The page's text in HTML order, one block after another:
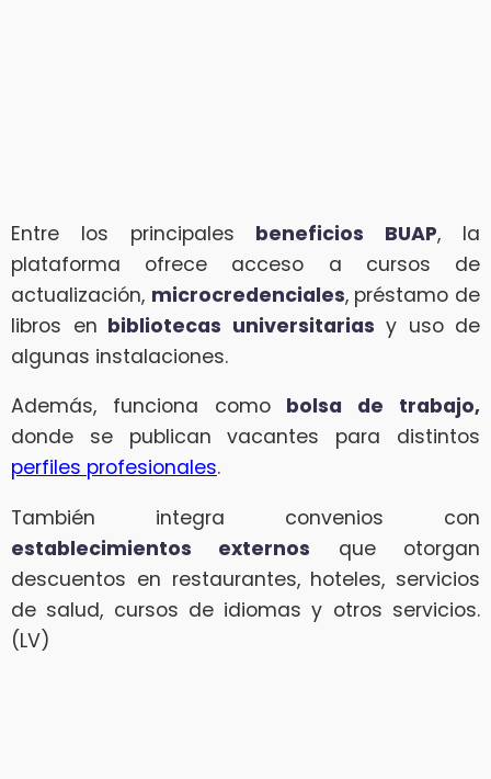
Entre los principales beneficios BUAP, la
plataforma ofrece acceso a cursos de
actualización, microcredenciales, préstamo de
libros en bibliotecas universitarias y uso de
algunas instalaciones.
Además, funciona como bolsa de trabajo,
donde se publican vacantes para distintos
perfiles profesionales.
También integra convenios con
establecimientos externos que otorgan
descuentos en restaurantes, hoteles, servicios
de salud, cursos de idiomas y otros servicios.
(LV)